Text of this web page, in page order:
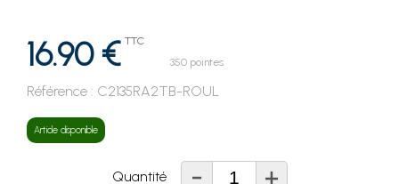
16.90 € TTC
350 pointes
Référence : C2135RA2TB-ROUL
Article disponible
Quantité - +